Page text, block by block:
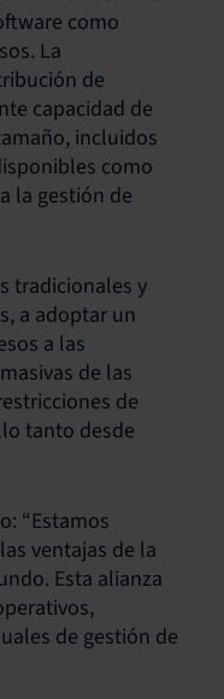
como
La
de
capacidad de
incluidos
como
la gestión de
tradicionales y
a adoptar un
a las
de las
de
tanto desde
“Estamos
ventajas de la
Esta alianza
de gestión de